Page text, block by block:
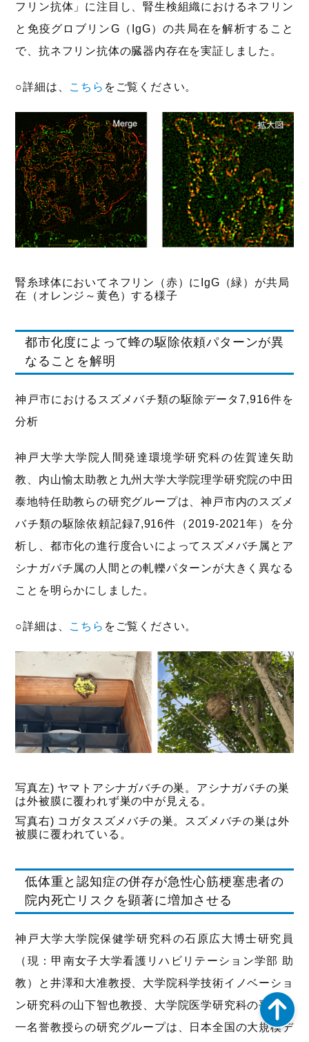
フリン抗体」に注目し、腎生検組織におけるネフリン
と免疫グロブリンG（IgG）の共局在を解析すること
で、抗ネフリン抗体の臓器内存在を実証しました。
○詳細は、 こちら をご覧ください。
腎糸球体においてネフリン（赤）にIgG（緑）が共局
在（オレンジ～黄色）する様子
都市化度によって蜂の駆除依頼パターンが異
なることを解明
神戸市におけるスズメバチ類の駆除データ7,916件を
分析
神戸大学大学院人間発達環境学研究科の佐賀達矢助
教、内山愉太助教と九州大学大学院理学研究院の中田
泰地特任助教らの研究グループは、神戸市内のスズメ
バチ類の駆除依頼記録7,916件（2019-2021年）を分
析し、都市化の進行度合いによってスズメバチ属とア
シナガバチ属の人間との軋轢パターンが大きく異なる
ことを明らかにしました。
○詳細は、 こちら をご覧ください。
写真左) ヤマトアシナガバチの巣。アシナガバチの巣
は外被膜に覆われず巣の中が見える。
写真右) コガタスズメバチの巣。スズメバチの巣は外
被膜に覆われている。
低体重と認知症の併存が急性心筋梗塞患者の
院内死亡リスクを顕著に増加させる
神戸大学大学院保健学研究科の石原広大博士研究員
（現：甲南女子大学看護リハビリテーション学部 助
教）と井澤和大准教授、大学院科学技術イノベーショ
ン研究科の山下智也教授、大学院医学研究科の平田健
一名誉教授らの研究グループは、日本全国の大規模デ